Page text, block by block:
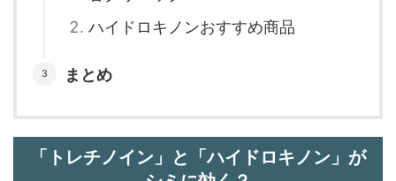
ハイドロキノンおすすめ商品
まとめ
「トレチノイン」と「ハイドロキノン」が